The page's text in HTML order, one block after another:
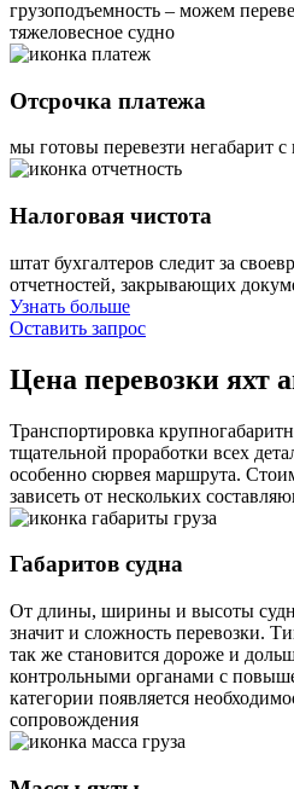
грузоподъемность – можем
тяжеловесное судно
Отсрочка платежа
мы готовы перевезти негабарит с
Налоговая чистота
штат бухгалтеров следит за
отчетностей, закрывающих
Узнать больше
Оставить запрос
Цена перевозки яхт
Транспортировка
тщательной проработки всех
особенно сюрвея маршрута.
зависеть от нескольких
Габаритов судна
От длины, ширины и высоты судна
значит и сложность перевозки.
так же становится дороже и
контрольными органами с
категории появляется
сопровождения